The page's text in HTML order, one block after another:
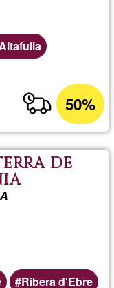
50%
DE
Ribera d'Ebre